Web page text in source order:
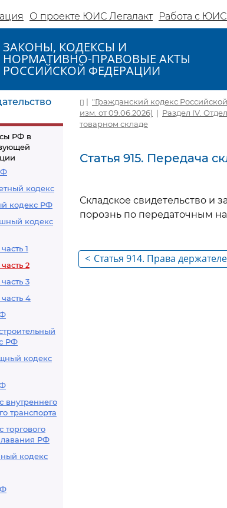
О проекте ЮИС Легалакт Работа с ЮИС
ЗАКОНЫ, КОДЕКСЫ И
НОРМАТИВНО-ПРАВОВЫЕ АКТЫ
РОССИЙСКОЙ ФЕДЕРАЦИИ
РФ в
кодекс
кодекс РФ
кодекс
1
2
3
4
РФ
кодекс
внутреннего
транспорта
торгового
РФ
кодекс
| "Гражданский кодекс
изм. от 09.06.2026) | Раздел IV.
товарном складе
Статья 915. Передача
Складское свидетельство и
порознь по передаточным
< Статья 914. Права